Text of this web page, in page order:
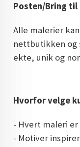
Posten/Bring til
Alle malerier
nettbutikken og
ekte, unik og
Hvorfor velge
- Hvert maleri
- Motiver